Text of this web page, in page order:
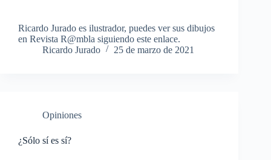
Ricardo Jurado es ilustrador, puedes ver sus dibujos
en Revista R@mbla siguiendo este enlace.
Ricardo Jurado
25 de marzo de 2021
Opiniones
¿Sólo sí es sí?